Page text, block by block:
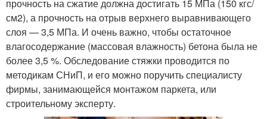
прочность на сжатие должна достигать 15 МПа (150 кгс/
см2), а прочность на отрыв верхнего выравнивающего
слоя — 3,5 МПа. И очень важно, чтобы остаточное
влагосодержание (массовая влажность) бетона была не
более 3,5 %. Обследование стяжки проводится по
методикам СНиП, и его можно поручить специалисту
фирмы, занимающейся монтажом паркета, или
строительному эксперту.